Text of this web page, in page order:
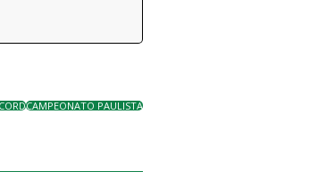
CAMPEONATO PAULISTA